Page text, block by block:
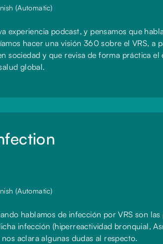
(Automatic)
experiencia podcast, y pensamos que
hacer una visión 360 sobre el VRS, a
sociedad y que revisa de forma práctica
global.
(Automatic)
hablamos de infección por VRS son
infección (hiperreactividad bronquial,
aclara algunas dudas al respecto.